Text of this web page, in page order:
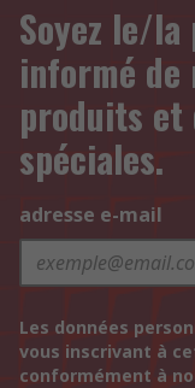
Soyez le/la
informé de
produits et
spéciales.
adresse e-mail
Les données
vous inscrivant à
conformément à